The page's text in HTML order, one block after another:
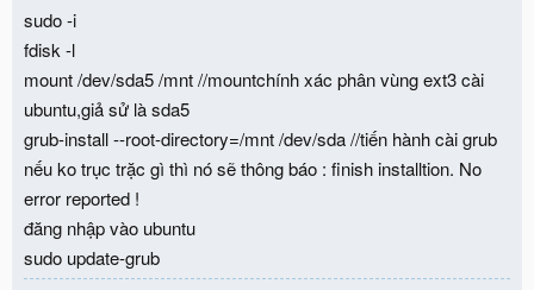
sudo -i
fdisk -l
mount /dev/sda5 /mnt //mountchính xác phân vùng ext3 cài
ubuntu,giả sử là sda5
grub-install --root-directory=/mnt /dev/sda //tiến hành cài grub
nếu ko trục trặc gì thì nó sẽ thông báo : finish installtion. No
error reported !
đăng nhập vào ubuntu
sudo update-grub